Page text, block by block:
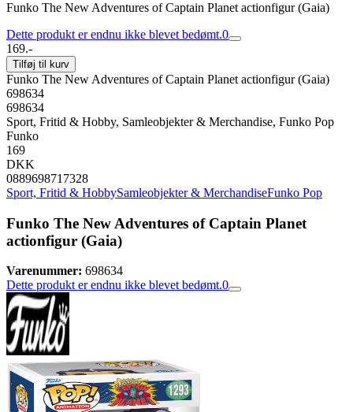
Funko The New Adventures of Captain Planet actionfigur (Gaia)
Dette produkt er endnu ikke blevet bedømt.0
169.-
Tilføj til kurv
Funko The New Adventures of Captain Planet actionfigur (Gaia)
698634
698634
Sport, Fritid & Hobby, Samleobjekter & Merchandise, Funko Pop
Funko
169
DKK
0889698717328
Sport, Fritid & HobbySamleobjekter & MerchandiseFunko Pop
Funko The New Adventures of Captain Planet
actionfigur (Gaia)
Varenummer: 698634
Dette produkt er endnu ikke blevet bedømt.0